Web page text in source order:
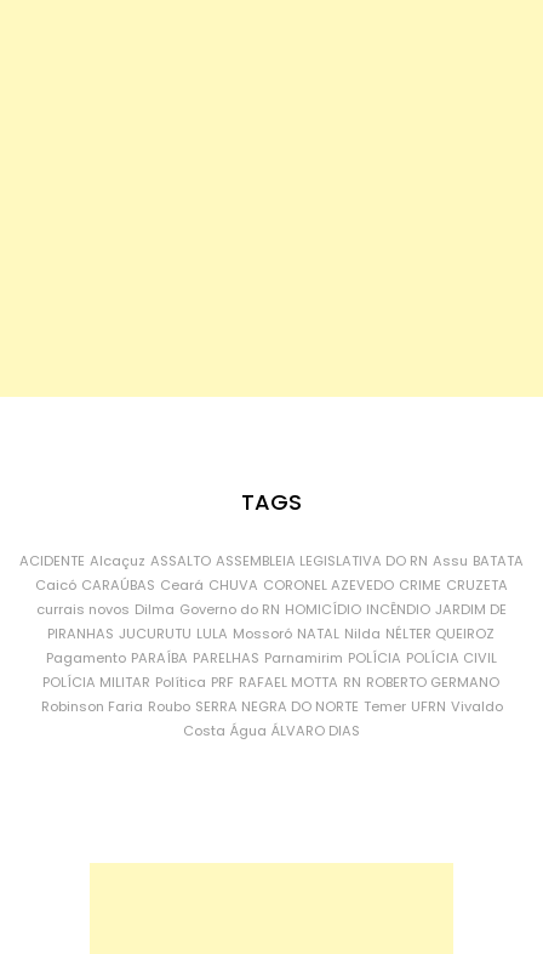
TAGS
ACIDENTE Alcaçuz ASSALTO ASSEMBLEIA LEGISLATIVA DO RN Assu BATATA
Caicó CARAÚBAS Ceará CHUVA CORONEL AZEVEDO CRIME CRUZETA
currais novos Dilma Governo do RN HOMICÍDIO INCÊNDIO JARDIM DE
PIRANHAS JUCURUTU LULA Mossoró NATAL Nilda NÉLTER QUEIROZ
Pagamento PARAÍBA PARELHAS Parnamirim POLÍCIA POLÍCIA CIVIL
POLÍCIA MILITAR Política PRF RAFAEL MOTTA RN ROBERTO GERMANO
Robinson Faria Roubo SERRA NEGRA DO NORTE Temer UFRN Vivaldo
Costa Água ÁLVARO DIAS